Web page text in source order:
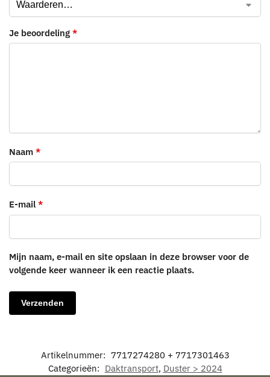
Je beoordeling *
Naam *
E-mail *
Mijn naam, e-mail en site opslaan in deze browser voor de
volgende keer wanneer ik een reactie plaats.
Artikelnummer: 7717274280 + 7717301463
Categorieën: Daktransport, Duster > 2024